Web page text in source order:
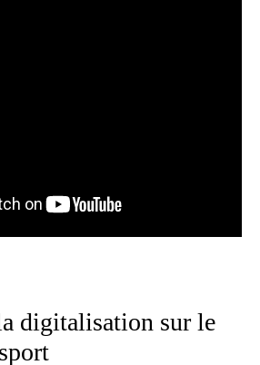
digitalisation sur le